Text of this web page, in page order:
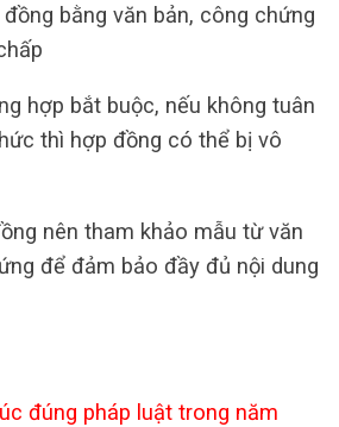
bằng văn bản, công chứng
hợp bắt buộc, nếu không tuân
thì hợp đồng có thể bị vô
nên tham khảo mẫu từ văn
để đảm bảo đầy đủ nội dung
đúng pháp luật trong năm